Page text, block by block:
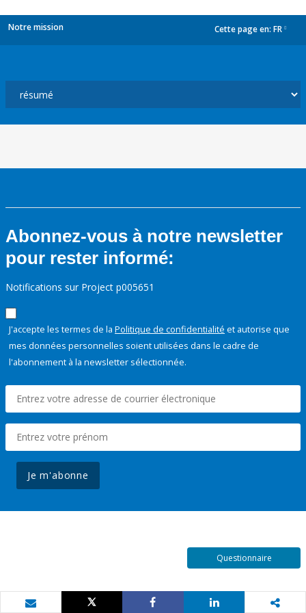
Notre mission Cette page en: FR
Abonnez-vous à notre newsletter
pour rester informé:
Notifications sur Project p005651
J'accepte les termes de la Politique de confidentialité et autorise que
mes données personnelles soient utilisées dans le cadre de
l'abonnement à la newsletter sélectionnée.
Je m'abonne
Questionnaire